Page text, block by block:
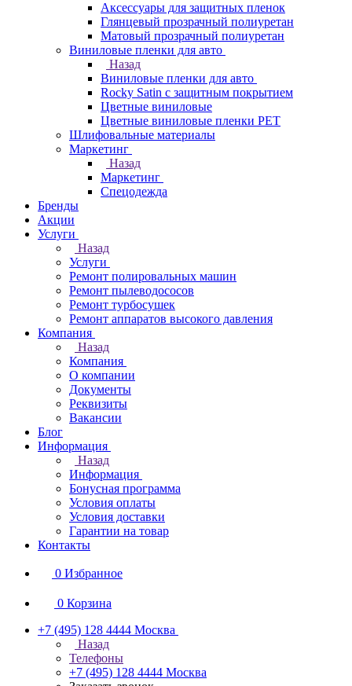
Аксессуары для защитных пленок
Глянцевый прозрачный полиуретан
Матовый прозрачный полиуретан
Виниловые пленки для авто
Назад
Виниловые пленки для авто
Rocky Satin с защитным покрытием
Цветные виниловые
Цветные виниловые пленки PET
Шлифовальные материалы
Маркетинг
Назад
Маркетинг
Спецодежда
Бренды
Акции
Услуги
Назад
Услуги
Ремонт полировальных машин
Ремонт пылеводососов
Ремонт турбосушек
Ремонт аппаратов высокого давления
Компания
Назад
Компания
О компании
Документы
Реквизиты
Вакансии
Блог
Информация
Назад
Информация
Бонусная программа
Условия оплаты
Условия доставки
Гарантии на товар
Контакты
0 Избранное
0 Корзина
+7 (495) 128 4444 Москва
Назад
Телефоны
+7 (495) 128 4444 Москва